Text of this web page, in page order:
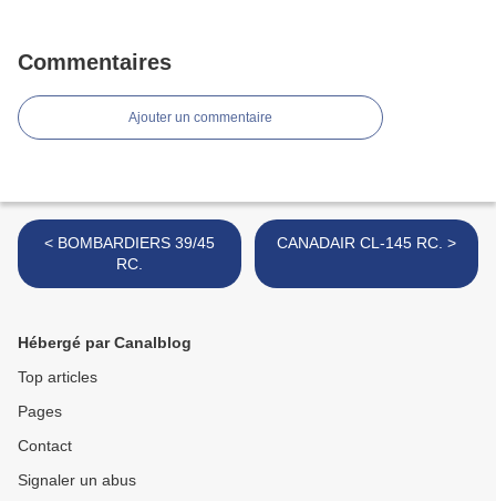
Commentaires
Ajouter un commentaire
< BOMBARDIERS 39/45
RC.
CANADAIR CL-145 RC. >
Hébergé par Canalblog
Top articles
Pages
Contact
Signaler un abus